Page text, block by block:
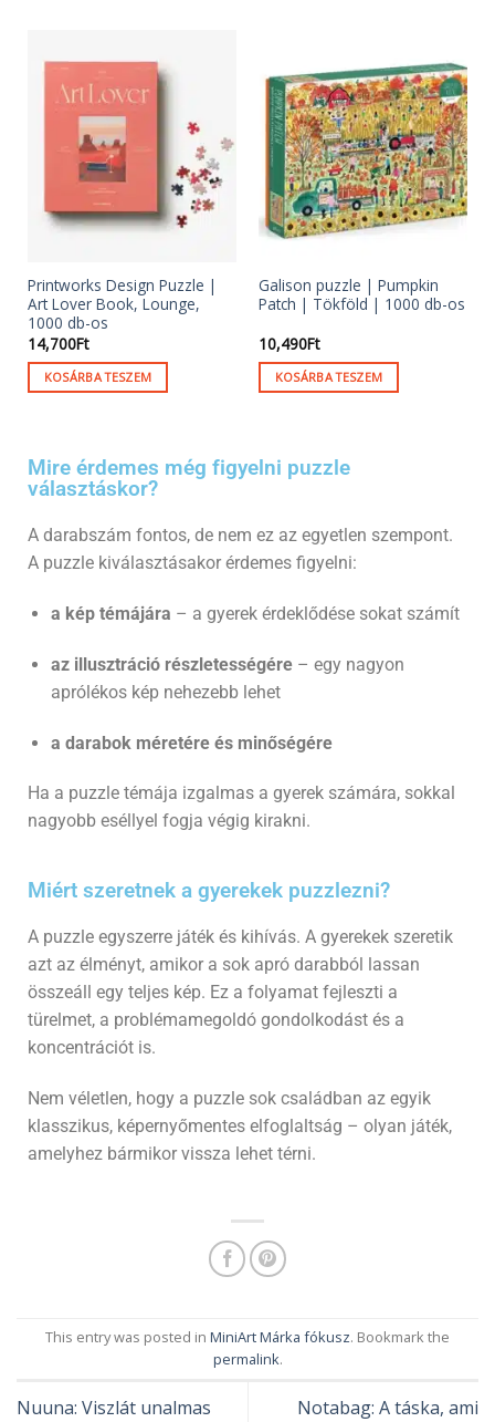
Printworks Design Puzzle |
Art Lover Book, Lounge,
1000 db-os
14,700Ft
KOSÁRBA TESZEM
Galison puzzle | Pumpkin
Patch | Tökföld | 1000 db-os
10,490Ft
KOSÁRBA TESZEM
Mire érdemes még figyelni puzzle
választáskor?
A darabszám fontos, de nem ez az egyetlen szempont.
A puzzle kiválasztásakor érdemes figyelni:
a kép témájára – a gyerek érdeklődése sokat számít
az illusztráció részletességére– egy nagyon
aprólékos kép nehezebb lehet
a darabok méretére és minőségére
Ha a puzzle témája izgalmas a gyerek számára, sokkal
nagyobb eséllyel fogja végig kirakni.
Miért szeretnek a gyerekek puzzlezni?
A puzzle egyszerre játék és kihívás. A gyerekek szeretik
azt az élményt, amikor a sok apró darabból lassan
összeáll egy teljes kép. Ez a folyamat fejleszti a
türelmet, a problémamegoldó gondolkodást és a
koncentrációt is.
Nem véletlen, hogy a puzzle sok családban az egyik
klasszikus, képernyőmentes elfoglaltság – olyan játék,
amelyhez bármikor vissza lehet térni.
This entry was posted in MiniArt Márka fókusz. Bookmark the
permalink.
Nuuna: Viszlát unalmas
Notabag: A táska, ami